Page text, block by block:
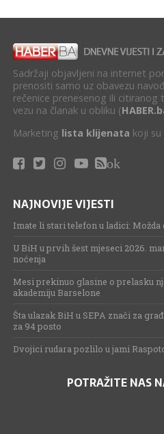
Sadržaji objavljeni na internet
prenositi samo uz obavezu
rečenice prenesenog ili
vezu na članak u obliku (
Marketing lista klijenata koji
ok
NAJNOVIJE VIJESTI
Imate li stari telefon u ladici:
U BiH u prvih šest mjeseci 2026.
noćenja
Mesi prekinuo glasine o prelasku
akademiju Barselone
Šta ulazak BiH u SEPA znači za
za 94 posto
Dvojici rudara pozlilo u jami
POTRAŽITE NAS